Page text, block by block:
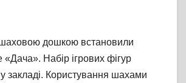
шаховою дошкою встановили
«Дача». Набір ігрових фігур
закладі. Користування шахами